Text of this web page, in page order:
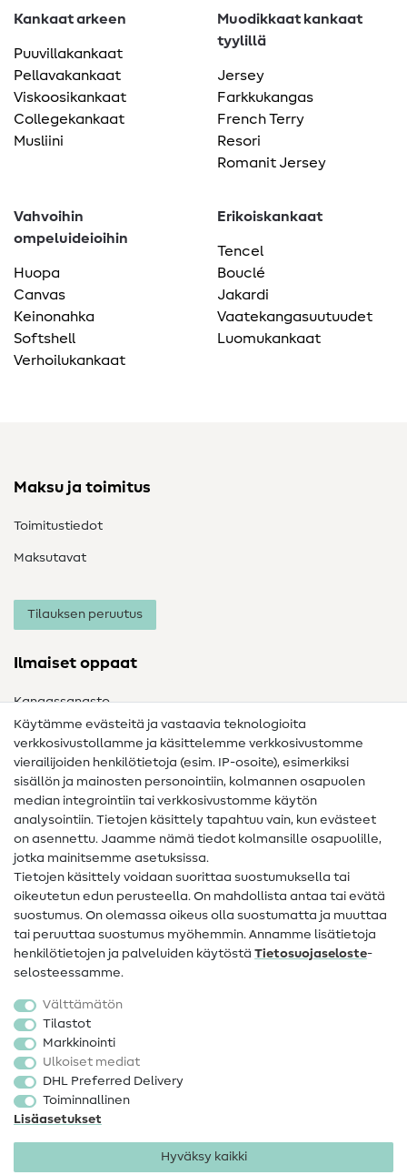
Kankaat arkeen
Puuvillakankaat
Pellavakankaat
Viskoosikankaat
Collegekankaat
Musliini
Muodikkaat kankaat
tyylillä
Jersey
Farkkukangas
French Terry
Resori
Romanit Jersey
Vahvoihin
ompeluideioihin
Huopa
Canvas
Keinonahka
Softshell
Verhoilukankaat
Erikoiskankaat
Tencel
Bouclé
Jakardi
Vaatekangasuutuudet
Luomukankaat
Maksu ja toimitus
Toimitustiedot
Maksutavat
Tilauksen peruutus
Ilmaiset oppaat
Kangassanasto
Ompelusanasto
Ompeluohjeet
Apua ja yhteystiedot
Yhteystiedot
Tietoa omistajanvaihdoksesta
Peruutusoikeus
Suosittu
Kankaat
Ompelutarvikkeet
Ale
Käytämme evästeitä ja vastaavia teknologioita
verkkosivustollamme ja käsittelemme verkkosivustomme
vierailijoiden henkilötietoja (esim. IP-osoite), esimerkiksi
sisällön ja mainosten personointiin, kolmannen osapuolen
median integrointiin tai verkkosivustomme käytön
analysointiin. Tietojen käsittely tapahtuu vain, kun evästeet
on asennettu. Jaamme nämä tiedot kolmansille osapuolille,
jotka mainitsemme asetuksissa.
Tietojen käsittely voidaan suorittaa suostumuksella tai
oikeutetun edun perusteella. On mahdollista antaa tai evätä
suostumus. On olemassa oikeus olla suostumatta ja muuttaa
tai peruuttaa suostumus myöhemmin. Annamme lisätietoja
henkilötietojen ja palveluiden käytöstä Tietosuojaseloste-
selosteessamme.
Välttämätön
Tilastot
Markkinointi
Ulkoiset mediat
DHL Preferred Delivery
Toiminnallinen
Lisäasetukset
Hyväksy kaikki